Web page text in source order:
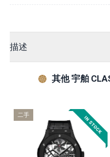
描述
其他 宇舶
二手